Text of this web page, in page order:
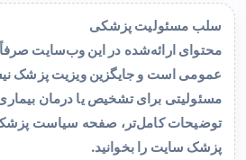
سلب مسئولیت پزشکی
محتوای ارائه‌شده در این وب‌سایت
عمومی است و جایگزین ویزیت پزشک
مسئولیتی برای تشخیص یا درمان
توضیحات کامل‌تر، صفحه سیاست
پزشک سایت را بخوانید.